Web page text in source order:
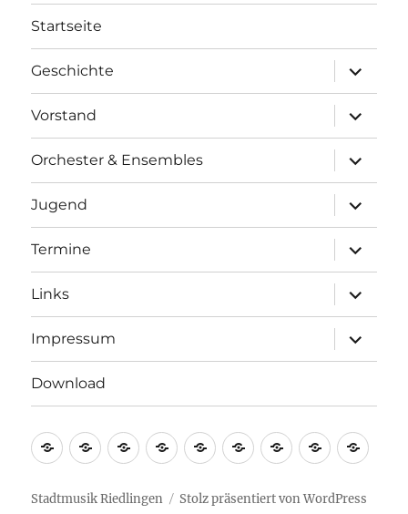
Startseite
Geschichte
öffnen
Vorstand
öffnen
Orchester & Ensembles
öffnen
Jugend
öffnen
Termine
öffnen
Links
öffnen
Impressum
öffnen
Download
StartseiteGeschichte
VorstandOrchester
Ensembles
JugendTermine
Links
Stadtmusik Riedlingen Stolz präsentiert von WordPress